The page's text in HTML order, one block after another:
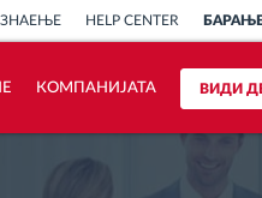
ЗНАЕЊЕ HELP CENTER
ВИДИ
КОМПАНИЈАТА